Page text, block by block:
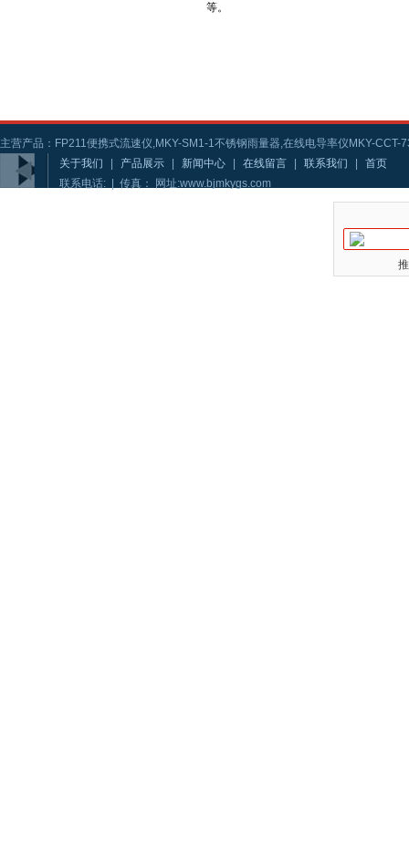
等。
主营产品：FP211便携式流速仪,MKY-SM1-1不锈钢雨量器,在线电导率仪MKY-CCT-
关于我们
产品展示 新闻中心 在线留言 联系我们
首页
联系电话: | 传真： 网址:www.bjmkygs.com